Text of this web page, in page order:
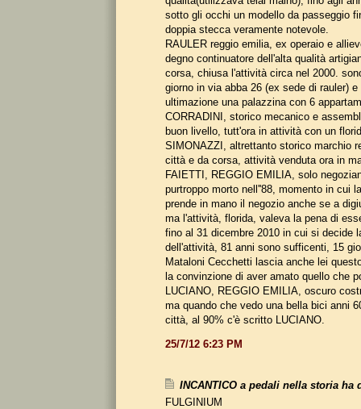
sotto gli occhi un modello da passeggio
doppia stecca veramente notevole.
RAULER reggio emilia, ex operaio e
degno continuatore dell'alta qualità
corsa, chiusa l'attività circa nel 2000.
giorno in via abba 26 (ex sede di rauler)
ultimazione una palazzina con 6
CORRADINI, storico mecanico e
buon livello, tutt'ora in attività con un
SIMONAZZI, altrettanto storico marchio
città e da corsa, attività venduta ora in
FAIETTI, REGGIO EMILIA, solo
purtroppo morto nell''88, momento in cui
prende in mano il negozio anche se a
ma l'attività, florida, valeva la pena di
fino al 31 dicembre 2010 in cui si decide
dell'attività, 81 anni sono sufficenti, 15
Mataloni Cecchetti lascia anche lei
la convinzione di aver amato quello che
LUCIANO, REGGIO EMILIA, oscuro
ma quando che vedo una bella bici anni
città, al 90% c'è scritto LUCIANO.
25/7/12 6:23 PM
INCANTICO a pedali nella storia ha
FULGINIUM